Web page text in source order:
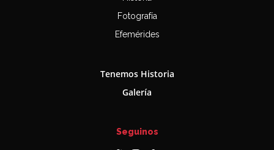
Fotografía
Efemérides
Tenemos Historia
Galería
Seguinos